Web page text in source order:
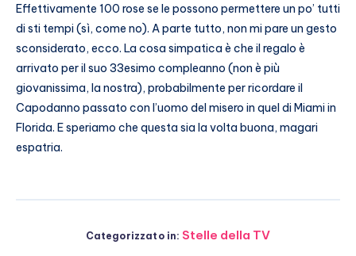
Effettivamente 100 rose se le possono permettere un po’ tutti
di sti tempi (sì, come no). A parte tutto, non mi pare un gesto
sconsiderato, ecco. La cosa simpatica è che il regalo è
arrivato per il suo 33esimo compleanno (non è più
giovanissima, la nostra), probabilmente per ricordare il
Capodanno passato con l’uomo del misero in quel di Miami in
Florida. E speriamo che questa sia la volta buona, magari
espatria.
Categorizzato in: Stelle della TV